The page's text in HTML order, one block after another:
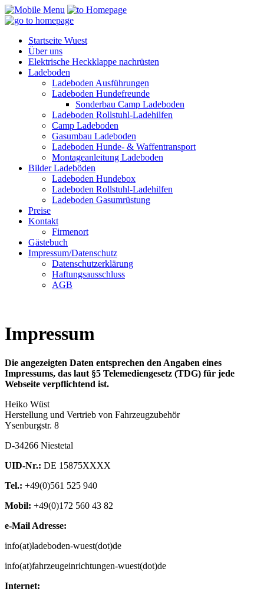
Startseite Wuest
Über uns
Elektrische Heckklappe nachrüsten
Ladeboden
Ladeboden Ausführungen
Ladeboden Hundefreunde
Sonderbau Camp Ladeboden
Ladeboden Rollstuhl-Ladehilfen
Camp Ladeboden
Gasumbau Ladeboden
Ladeboden Hunde- & Waffentransport
Montageanleitung Ladeboden
Bilder Ladeböden
Ladeboden Hundebox
Ladeboden Rollstuhl-Ladehilfen
Ladeboden Gasumrüstung
Preise
Kontakt
Firmenort
Gästebuch
Impressum/Datenschutz
Datenschutzerklärung
Haftungsausschluss
AGB
Impressum
Die angezeigten Daten entsprechen den Angaben eines
Impressums, das laut §5 Telemediengesetz (TDG) für jede
Webseite verpflichtend ist.
Heiko Wüst
Herstellung und Vertrieb von Fahrzeugzubehör
Ysenburgstr. 8
D-34266 Niestetal
UID-Nr.: DE 15875XXXX
Tel.: +49(0)561 525 940
Mobil: +49(0)172 560 43 82
e-Mail Adresse:
info(at)ladeboden-wuest(dot)de
info(at)fahrzeugeinrichtungen-wuest(dot)de
Internet: